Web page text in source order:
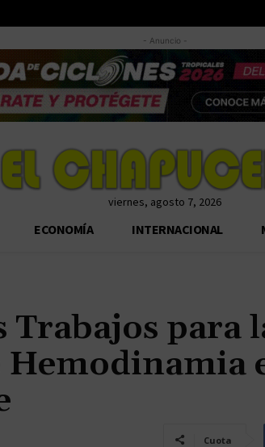
- Anuncio -
viernes, agosto 7, 2026
ECONOMÍA INTERNACIONAL
Trabajos para
Hemodinamia
Cuota